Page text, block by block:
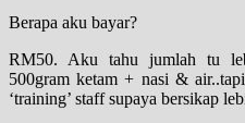
Berapa aku bayar?
RM50. Aku tahu jumlah tu
500gram ketam + nasi &
‘training’ staff supaya bersikap